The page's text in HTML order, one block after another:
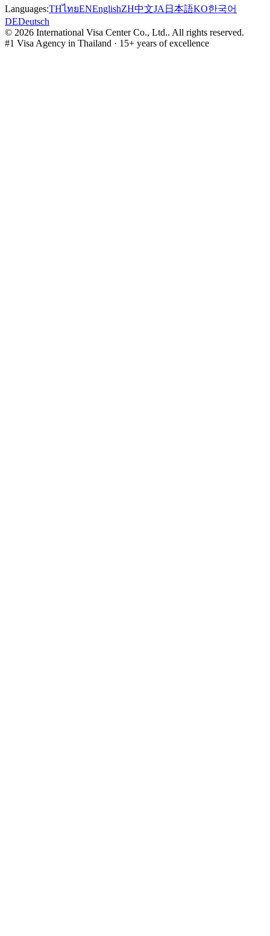
Languages:THไทยENEnglishZH中文JA 日本語KO한국어
DEDeutsch
© 2026 International Visa Center Co., Ltd.. All rights reserved.
#1 Visa Agency in Thailand · 15+ years of excellence